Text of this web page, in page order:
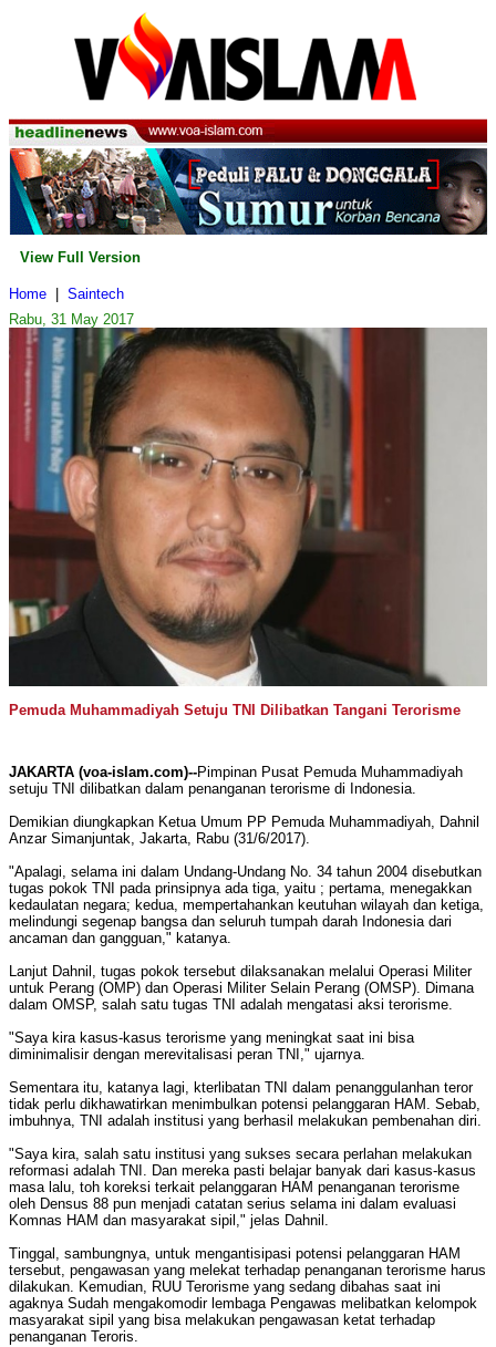
View Full Version
Home
Saintech
Rabu, 31 May 2017
Pemuda Muhammadiyah Setuju TNI Dilibatkan Tangani Terorisme
JAKARTA (voa-islam.com)--Pimpinan Pusat Pemuda Muhammadiyah
setuju TNI dilibatkan dalam penanganan terorisme di Indonesia.
Demikian diungkapkan Ketua Umum PP Pemuda Muhammadiyah, Dahnil
Anzar Simanjuntak, Jakarta, Rabu (31/6/2017).
"Apalagi, selama ini dalam Undang-Undang No. 34 tahun 2004 disebutkan
tugas pokok TNI pada prinsipnya ada tiga, yaitu ; pertama, menegakkan
kedaulatan negara; kedua, mempertahankan keutuhan wilayah dan ketiga,
melindungi segenap bangsa dan seluruh tumpah darah Indonesia dari
ancaman dan gangguan," katanya.
Lanjut Dahnil, tugas pokok tersebut dilaksanakan melalui Operasi Militer
untuk Perang (OMP) dan Operasi Militer Selain Perang (OMSP). Dimana
dalam OMSP, salah satu tugas TNI adalah mengatasi aksi terorisme.
"Saya kira kasus-kasus terorisme yang meningkat saat ini bisa
diminimalisir dengan merevitalisasi peran TNI," ujarnya.
Sementara itu, katanya lagi, kterlibatan TNI dalam penanggulanhan teror
tidak perlu dikhawatirkan menimbulkan potensi pelanggaran HAM. Sebab,
imbuhnya, TNI adalah institusi yang berhasil melakukan pembenahan diri.
"Saya kira, salah satu institusi yang sukses secara perlahan melakukan
reformasi adalah TNI. Dan mereka pasti belajar banyak dari kasus-kasus
masa lalu, toh koreksi terkait pelanggaran HAM penanganan terorisme
oleh Densus 88 pun menjadi catatan serius selama ini dalam evaluasi
Komnas HAM dan masyarakat sipil," jelas Dahnil.
Tinggal, sambungnya, untuk mengantisipasi potensi pelanggaran HAM
tersebut, pengawasan yang melekat terhadap penanganan terorisme harus
dilakukan. Kemudian, RUU Terorisme yang sedang dibahas saat ini
agaknya Sudah mengakomodir lembaga Pengawas melibatkan kelompok
masyarakat sipil yang bisa melakukan pengawasan ketat terhadap
penanganan Teroris.